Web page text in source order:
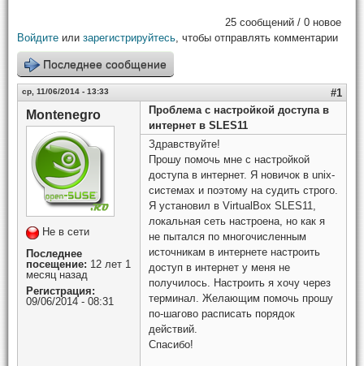
25 сообщений / 0 новое
Войдите или зарегистрируйтесь, чтобы отправлять комментарии
Последнее сообщение
ср, 11/06/2014 - 13:33 #1
Montenegro
Не в сети
Последнее
посещение: 12 лет 1
месяц назад
Регистрация:
09/06/2014 - 08:31
Проблема с настройкой доступа в
интернет в SLES11
Здравствуйте!
Прошу помочь мне с настройкой
доступа в интернет. Я новичок в unix-
системах и поэтому на судить строго.
Я установил в VirtualBox SLES11,
локальная сеть настроена, но как я
не пытался по многочисленным
источникам в интернете настроить
доступ в интернет у меня не
получилось. Настроить я хочу через
терминал. Желающим помочь прошу
по-шагово расписать порядок
действий.
Спасибо!